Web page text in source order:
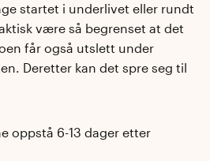
startet i underlivet eller rundt
være så begrenset at det
får også utslett under
Deretter kan det spre seg til
oppstå 6-13 dager etter